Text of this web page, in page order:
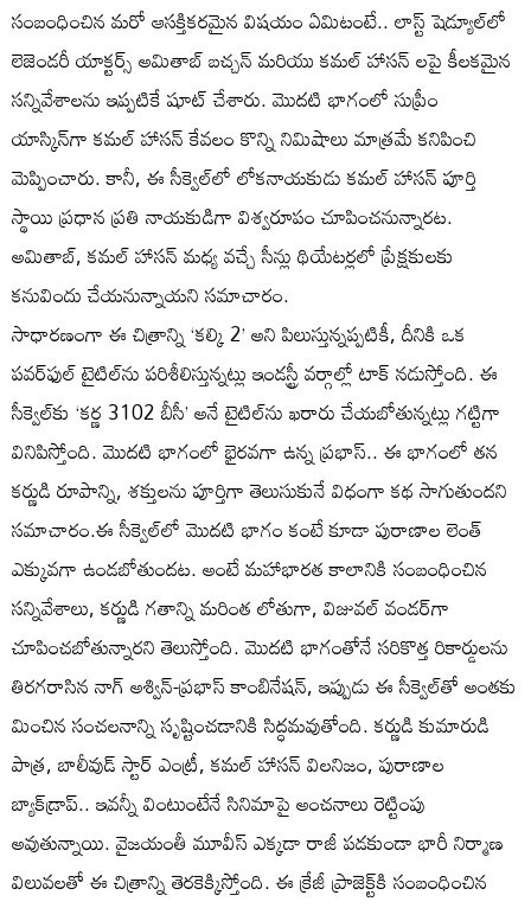
సంబంధించిన మరో ఆసక్తికరమైన విషయం ఏమిటంటే.. లాస్ట్ షెడ్యూల్‌లో
లెజెండరీ యాక్టర్స్ అమితాబ్ బచ్చన్ మరియు కమల్ హాసన్ లపై కీలకమైన
సన్నివేశాలను ఇప్పటికే షూట్ చేశారు. మొదటి భాగంలో సుప్రీం
యాస్కిన్‌గా కమల్ హాసన్ కేవలం కొన్ని నిమిషాలు మాత్రమే కనిపించి
మెప్పించారు. కానీ, ఈ సీక్వెల్‌లో లోకనాయకుడు కమల్ హాసన్ పూర్తి
స్థాయి ప్రధాన ప్రతి నాయకుడిగా విశ్వరూపం చూపించనున్నారట.
అమితాబ్, కమల్ హాసన్ మధ్య వచ్చే సీన్లు థియేటర్లలో ప్రేక్షకులకు
కనువిందు చేయనున్నాయని సమాచారం.
సాధారణంగా ఈ చిత్రాన్ని ‘కల్కి 2’ అని పిలుస్తున్నప్పటికీ, దీనికి ఒక
పవర్‌ఫుల్ టైటిల్‌ను పరిశీలిస్తున్నట్లు ఇండస్ట్రీ వర్గాల్లో టాక్ నడుస్తోంది. ఈ
సీక్వెల్‌కు ‘కర్ణ 3102 బీసీ’ అనే టైటిల్‌ను ఖరారు చేయబోతున్నట్లు గట్టిగా
వినిపిస్తోంది. మొదటి భాగంలో భైరవగా ఉన్న ప్రభాస్.. ఈ భాగంలో తన
కర్ణుడి రూపాన్ని, శక్తులను పూర్తిగా తెలుసుకునే విధంగా కథ సాగుతుందని
సమాచారం.ఈ సీక్వెల్‌లో మొదటి భాగం కంటే కూడా పురాణాల లెంత్
ఎక్కువగా ఉండబోతుందట. అంటే మహాభారత కాలానికి సంబంధించిన
సన్నివేశాలు, కర్ణుడి గతాన్ని మరింత లోతుగా, విజువల్ వండర్‌గా
చూపించబోతున్నారని తెలుస్తోంది. మొదటి భాగంతోనే సరికొత్త రికార్డులను
తిరగరాసిన నాగ్ అశ్విన్-ప్రభాస్ కాంబినేషన్, ఇప్పుడు ఈ సీక్వెల్‌తో అంతకు
మించిన సంచలనాన్ని సృష్టించడానికి సిద్ధమవుతోంది. కర్ణుడి కుమారుడి
పాత్ర, బాలీవుడ్ స్టార్ ఎంట్రీ, కమల్ హాసన్ విలనిజం, పురాణాల
బ్యాక్‌డ్రాప్.. ఇవన్నీ వింటుంటేనే సినిమాపై అంచనాలు రెట్టింపు
అవుతున్నాయి. వైజయంతీ మూవీస్ ఎక్కడా రాజీ పడకుండా భారీ నిర్మాణ
విలువలతో ఈ చిత్రాన్ని తెరకెక్కిస్తోంది. ఈ క్రేజీ ప్రాజెక్ట్‌కి సంబంధించిన